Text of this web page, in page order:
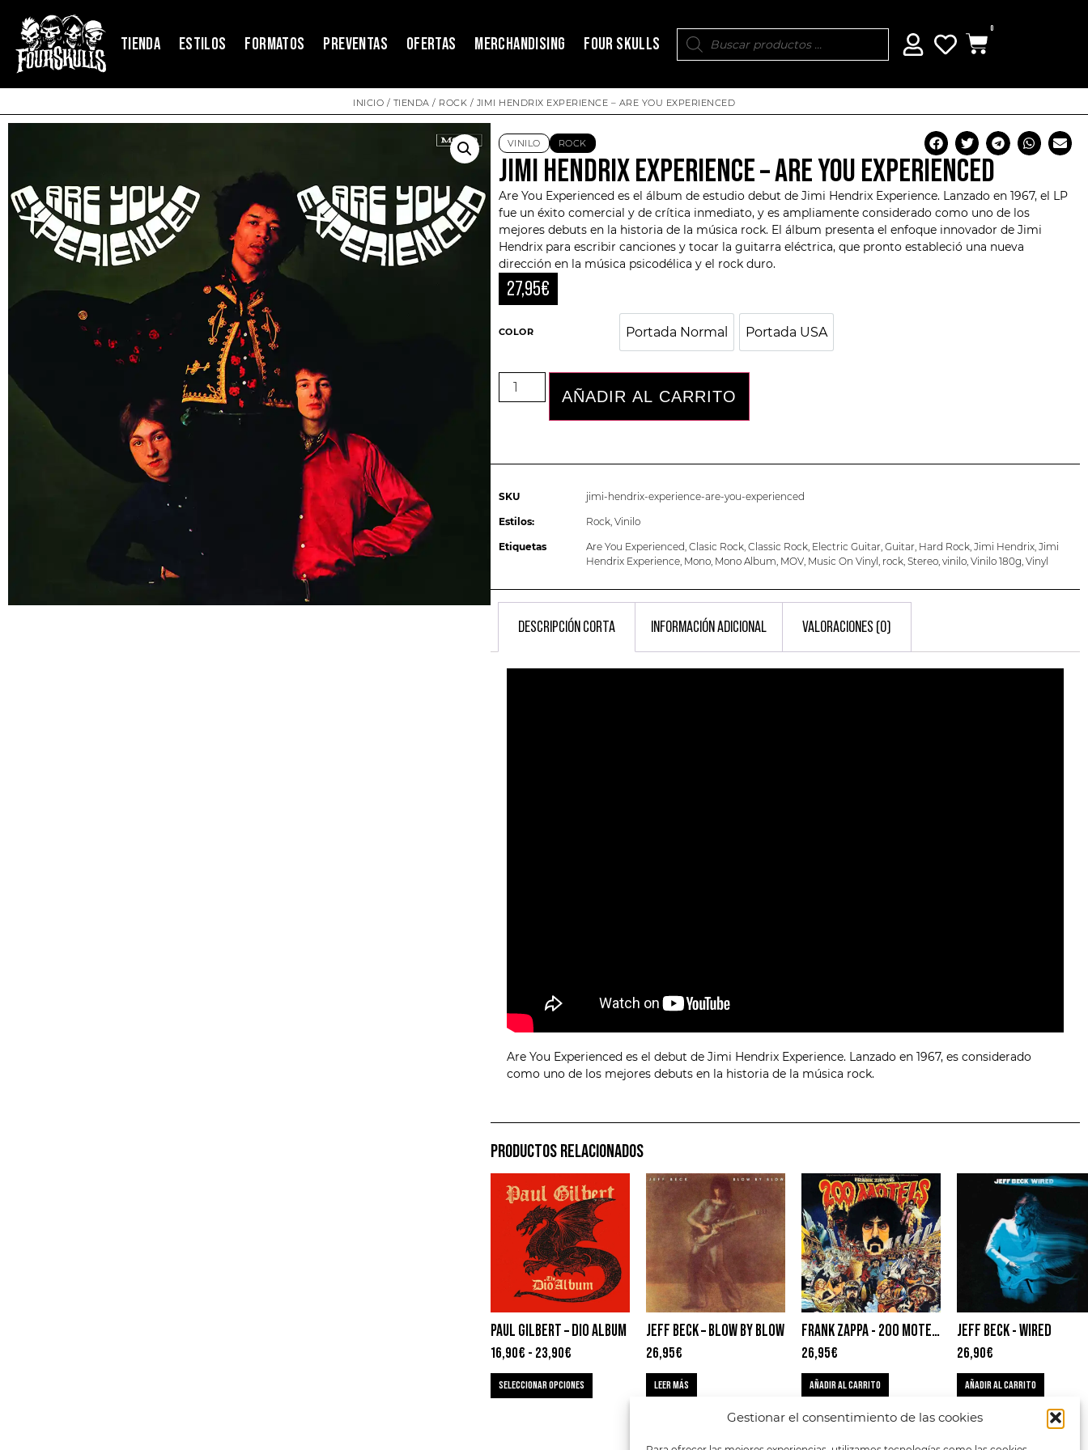
Gestionar el consentimiento de las cookies
TIENDA ESTILOS FORMATOS PREVENTAS OFERTAS MERCHANDISING FOUR SKULLS
0
INICIO / TIENDA / ROCK / JIMI HENDRIX EXPERIENCE – ARE YOU EXPERIENCED
VINILO ROCK
JIMI HENDRIX EXPERIENCE – ARE YOU EXPERIENCED
Are You Experienced es el álbum de estudio debut deJimi Hendrix Experience. Lanzado en 1967, el LP
fue un éxito comercial y de crítica inmediato, y es ampliamente considerado como uno de los
mejores debuts en la historia de la música rock. El álbum presenta el enfoque innovador de Jimi
Hendrix para escribir canciones y tocar la guitarra eléctrica, que pronto estableció una nueva
dirección en la música psicodélica y el rock duro.
27,95€
COLOR Portada Normal Portada USA
AÑADIR AL CARRITO
SKU jimi-hendrix-experience-are-you-experienced
Estilos: Rock, Vinilo
Etiquetas Are You Experienced, Clasic Rock, Classic Rock, Electric Guitar, Guitar, Hard Rock, Jimi Hendrix, Jimi
Hendrix Experience, Mono, Mono Album, MOV, Music On Vinyl, rock, Stereo, vinilo, Vinilo 180g, Vinyl
DESCRIPCIÓN CORTA INFORMACIÓN ADICIONAL VALORACIONES (0)
Are You Experienced es el debut de Jimi Hendrix Experience. Lanzado en 1967, es considerado
como uno de los mejores debuts en la historia de la música rock.
PRODUCTOS RELACIONADOS
PAUL GILBERT – DIO ALBUM
16,90€ - 23,90€
SELECCIONAR OPCIONES
JEFF BECK – BLOW BY BLOW
26,95€
LEER MÁS
FRANK ZAPPA ‎- 200 MOTELS
26,95€
AÑADIR AL CARRITO
JEFF BECK ‎- WIRED
26,90€
AÑADIR AL CARRITO